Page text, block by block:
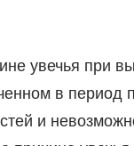
увечья при
в
и